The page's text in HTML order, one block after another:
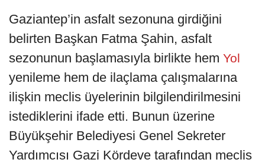
Gaziantep’in asfalt sezonuna girdiğini
belirten Başkan Fatma Şahin, asfalt
sezonunun başlamasıyla birlikte hem Yol
yenileme hem de ilaçlama çalışmalarına
ilişkin meclis üyelerinin bilgilendirilmesini
istediklerini ifade etti. Bunun üzerine
Büyükşehir Belediyesi Genel Sekreter
Yardımcısı Gazi Kördeve tarafından meclis